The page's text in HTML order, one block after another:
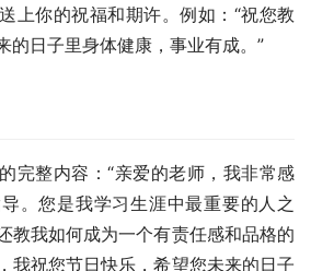
上你的祝福和期许。例如：“祝您教
的日子里身体健康，事业有成。”
完整内容：“亲爱的老师，我非常感
。您是我学习生涯中最重要的人之
教我如何成为一个有责任感和品格的
我祝您节日快乐，希望您未来的日子